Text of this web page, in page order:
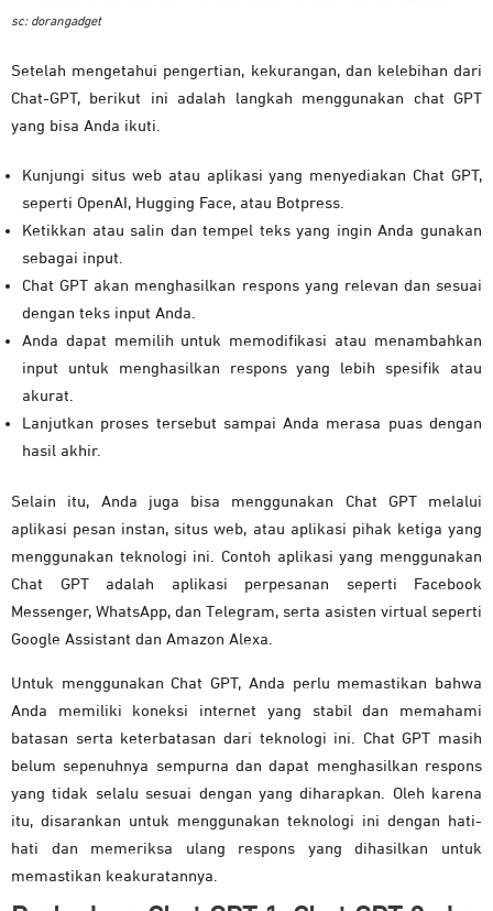
sc: dorangadget
Setelah mengetahui pengertian, kekurangan, dan kelebihan dari
Chat-GPT, berikut ini adalah langkah menggunakan chat GPT
yang bisa Anda ikuti.
Kunjungi situs web atau aplikasi yang menyediakan Chat GPT,
seperti OpenAI, Hugging Face, atau Botpress.
Ketikkan atau salin dan tempel teks yang ingin Anda gunakan
sebagai input.
Chat GPT akan menghasilkan respons yang relevan dan sesuai
dengan teks input Anda.
Anda dapat memilih untuk memodifikasi atau menambahkan
input untuk menghasilkan respons yang lebih spesifik atau
akurat.
Lanjutkan proses tersebut sampai Anda merasa puas dengan
hasil akhir.
Selain itu, Anda juga bisa menggunakan Chat GPT melalui
aplikasi pesan instan, situs web, atau aplikasi pihak ketiga yang
menggunakan teknologi ini. Contoh aplikasi yang menggunakan
Chat GPT adalah aplikasi perpesanan seperti Facebook
Messenger, WhatsApp, dan Telegram, serta asisten virtual seperti
Google Assistant dan Amazon Alexa.
Untuk menggunakan Chat GPT, Anda perlu memastikan bahwa
Anda memiliki koneksi internet yang stabil dan memahami
batasan serta keterbatasan dari teknologi ini. Chat GPT masih
belum sepenuhnya sempurna dan dapat menghasilkan respons
yang tidak selalu sesuai dengan yang diharapkan. Oleh karena
itu, disarankan untuk menggunakan teknologi ini dengan hati-
hati dan memeriksa ulang respons yang dihasilkan untuk
memastikan keakuratannya.